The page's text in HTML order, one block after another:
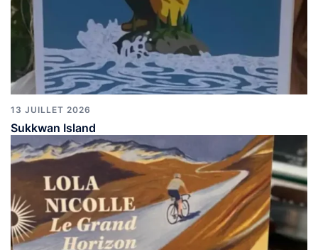
13 JUILLET 2026
Sukkwan Island